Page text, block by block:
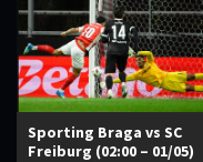
Sporting Braga vs SC
Freiburg (02:00 – 01/05)